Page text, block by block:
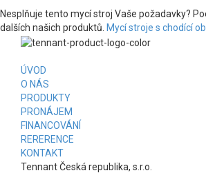
Nesplňuje tento mycí stroj Vaše požadavky?
dalších našich produktů. Mycí stroje s chodící
ÚVOD
O NÁS
PRODUKTY
PRONÁJEM
FINANCOVÁNÍ
RERERENCE
KONTAKT
Tennant Česká republika, s.r.o.